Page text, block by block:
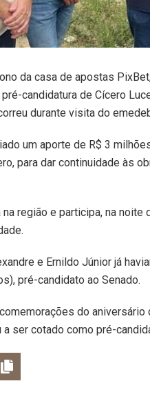
da casa de apostas
candidatura de Cícero
durante visita do
um aporte de R$ 3
para dar continuidade às
região e participa, na
e Ernildo Júnior já
pré-candidato ao Senado.
do
ser cotado como pré-